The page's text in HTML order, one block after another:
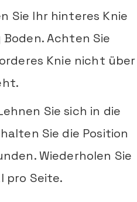
Sie Ihr hinteres Knie
Achten Sie
Knie nicht über
Sie sich in die
Sie die Position
Wiederholen Sie
pro Seite.